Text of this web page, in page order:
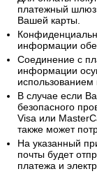
платежный шлюз
Вашей карты.
информации
Соединение с
информации
В случае если
безопасного
Visa или
также может
На указанный
почты будет
платежа и